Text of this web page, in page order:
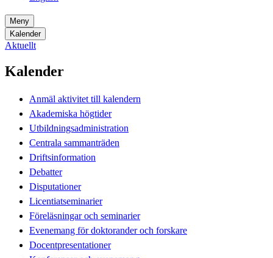
Meny
Kalender
Aktuellt
Kalender
Anmäl aktivitet till kalendern
Akademiska högtider
Utbildningsadministration
Centrala sammanträden
Driftsinformation
Debatter
Disputationer
Licentiatseminarier
Föreläsningar och seminarier
Evenemang för doktorander och forskare
Docentpresentationer